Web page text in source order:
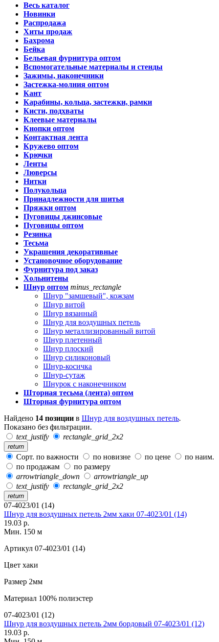
Весь каталог
Новинки
Распродажа
Хиты продаж
Бахрома
Бейка
Бельевая фурнитура оптом
Вспомогательные материалы и стенды
Зажимы, наконечники
Застежка-молния оптом
Кант
Карабины, кольца, застежки, рамки
Кисти, подхваты
Клеевые материалы
Кнопки оптом
Контактная лента
Кружево оптом
Крючки
Ленты
Люверсы
Нитки
Полукольца
Принадлежности для шитья
Пряжки оптом
Пуговицы джинсовые
Пуговицы оптом
Резинка
Тесьма
Украшения декоративные
Установочное оборудование
Фурнитура под заказ
Хольнитены
Шнур оптом minus_rectangle
Шнур "замшевый", кожзам
Шнур витой
Шнур вязанный
Шнур для воздушных петель
Шнур металлизированный витой
Шнур плетенный
Шнур плоский
Шнур силиконовый
Шнур-косичка
Шнур-сутаж
Шнурок с наконечником
Шторная тесьма (лента) оптом
Шторная фурнитура оптом
Найдено 14 позиции в Шнур для воздушных петель.
Показано без фильтрации.
text_justify
rectangle_grid_2x2
return
Сорт. по важности по новизне по цене
по наим.
по продажам
по размеру
arrowtriangle_down
arrowtriangle_up
text_justify
rectangle_grid_2x2
return
07-4023/01 (14)
Шнур для воздушных петель 2мм хаки 07-4023/01 (14)
19.03 р.
Мин. 150 м
Артикул 07-4023/01 (14)
Цвет хаки
Размер 2мм
Материал 100% полиэстер
07-4023/01 (12)
Шнур для воздушных петель 2мм бордовый 07-4023/01 (12)
19.03 р.